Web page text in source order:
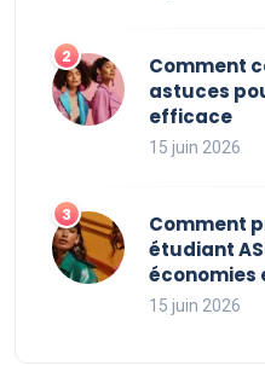
Comment
astuces
efficace
15 juin 2026
Comment
étudiant
économies
15 juin 2026